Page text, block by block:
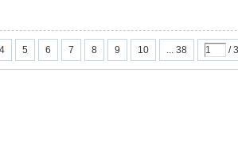
4 5 6 7 8 9 10 ... 38 /